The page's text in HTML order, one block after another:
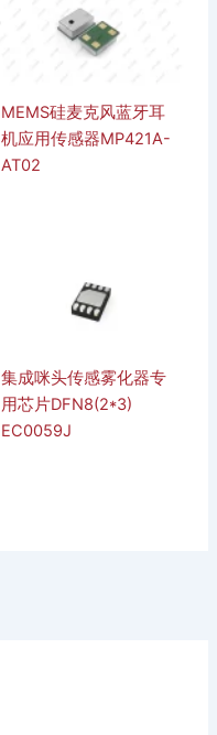
MEMS硅麦克风蓝牙耳
机应用传感器MP421A-
AT02
集成咪头传感雾化器专
用芯片DFN8(2*3)
EC0059J